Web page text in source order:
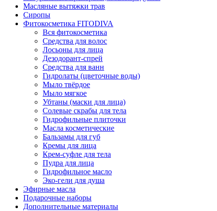
Масляные вытяжки трав
Сиропы
Фитокосметика FITODIVA
Вся фитокосметика
Средства для волос
Лосьоны для лица
Дезодорант-спрей
Средства для ванн
Гидролаты (цветочные воды)
Мыло твёрдое
Мыло мягкое
Убтаны (маски для лица)
Солевые скрабы для тела
Гидрофильные плиточки
Масла косметические
Бальзамы для губ
Кремы для лица
Крем-суфле для тела
Пудра для лица
Гидрофильное масло
Эко-гели для душа
Эфирные масла
Подарочные наборы
Дополнительные материалы